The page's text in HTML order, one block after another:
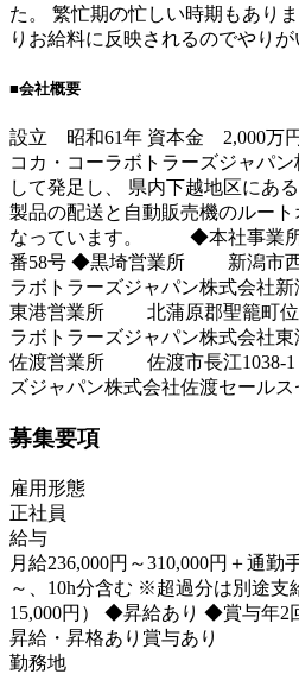
た。 繁忙期の忙しい時期もあり
りお給料に反映されるのでやりが
■会社概要
設立 昭和61年 資本金 2,000万
コカ・コーラボトラーズジャパ
して発足し、 県内下越地区にあ
製品の配送と自動販売機のルー
なっています。 ◆本社事業
番58号 ◆黒埼営業所 新潟市西
ラボトラーズジャパン株式会社
東港営業所 北蒲原郡聖籠町位
ラボトラーズジャパン株式会社
佐渡営業所 佐渡市長江1038-1
ズジャパン株式会社佐渡セール
募集要項
雇用形態
正社員
給与
月給236,000円～310,000円＋通
～、10h分含む ※超過分は別途
15,000円） ◆昇給あり ◆賞与
昇給・昇格あり 賞与あり
勤務地